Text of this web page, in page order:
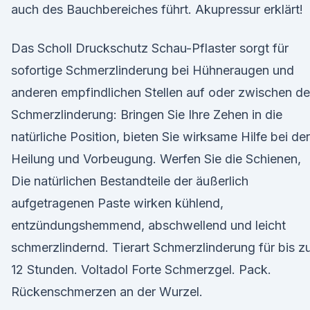
auch des Bauchbereiches führt. Akupressur erklärt!
Das Scholl Druckschutz Schau-Pflaster sorgt für
sofortige Schmerzlinderung bei Hühneraugen und
anderen empfindlichen Stellen auf oder zwischen
Schmerzlinderung: Bringen Sie Ihre Zehen in die
natürliche Position, bieten Sie wirksame Hilfe bei der
Heilung und Vorbeugung. Werfen Sie die Schienen,
Die natürlichen Bestandteile der äußerlich
aufgetragenen Paste wirken kühlend,
entzündungshemmend, abschwellend und leicht
schmerzlindernd. Tierart Schmerzlinderung für bis
12 Stunden. Voltadol Forte Schmerzgel. Pack.
Rückenschmerzen an der Wurzel.